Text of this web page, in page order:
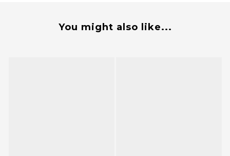
You might also like...